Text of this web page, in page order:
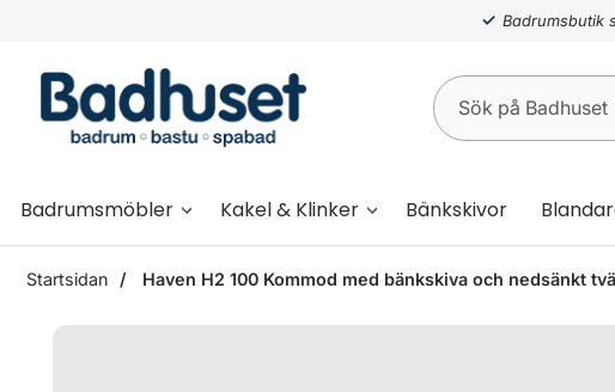
Badrumsbutik
Badrumsmöbler Kakel & Klinker Bänkskivor
Startsidan Haven H2 100 Kommod med bänkskiva och nedsänkt